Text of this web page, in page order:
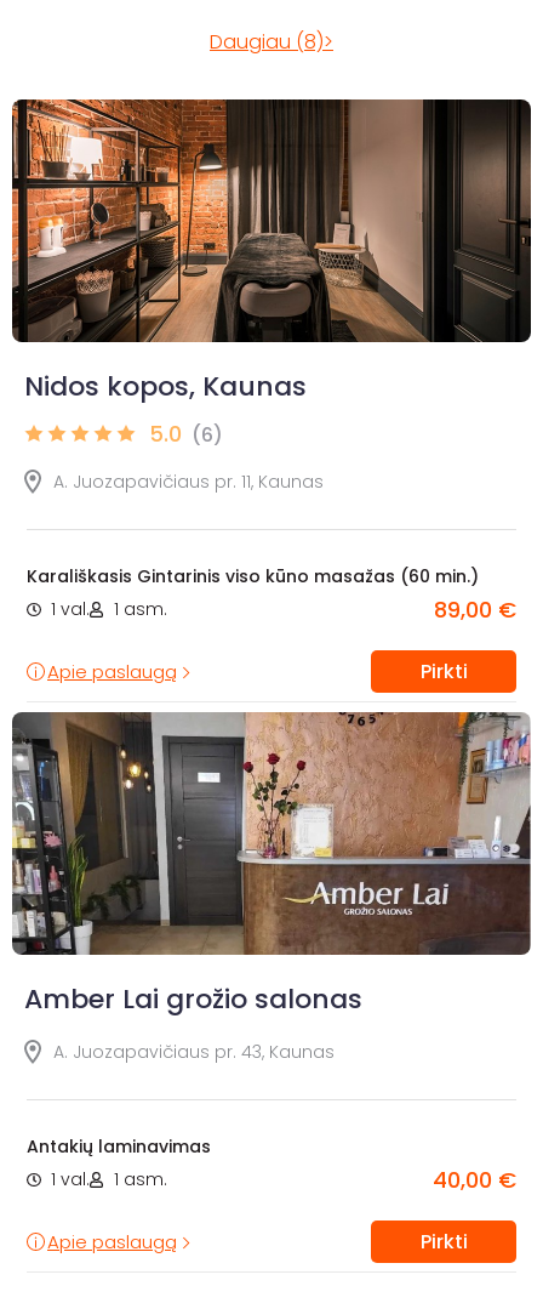
Daugiau (8)>
Nidos kopos, Kaunas
5.0 (6)
A. Juozapavičiaus pr. 11, Kaunas
Karališkasis Gintarinis viso kūno masažas (60 min.)
1 val.
1 asm. 89,00 €
Apie paslaugą Pirkti
Amber Lai grožio salonas
A. Juozapavičiaus pr. 43, Kaunas
Antakių laminavimas
1 val.
1 asm. 40,00 €
Apie paslaugą Pirkti